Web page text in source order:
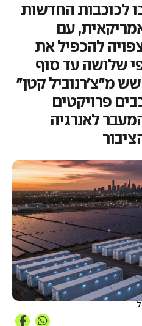
לכוכבות החדשות
עם
להכפיל את
שלושה עד סוף
מ"צ'רנוביל קטן"
פרויקטים
לאנרגיה